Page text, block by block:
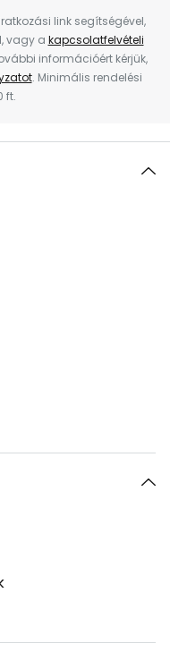
link segítségével,
vagy a kapcsolatfelvételi
információért kérjük,
. Minimális rendelési
ft.